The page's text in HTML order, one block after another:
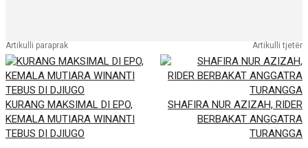
Artikulli paraprak
KURANG MAKSIMAL DI EPO,
KEMALA MUTIARA WINANTI
TEBUS DI DJIUGO
Artikulli tjetër
SHAFIRA NUR AZIZAH, RIDER
BERBAKAT ANGGATRA
TURANGGA